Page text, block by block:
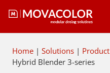
Home | Solutions |
Hybrid Blender 3-series